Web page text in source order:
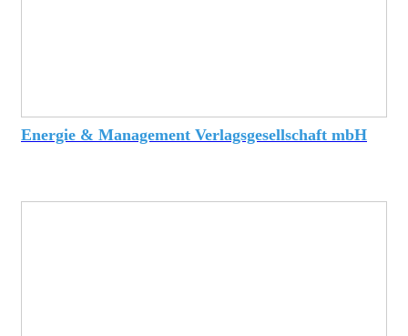
Energie & Management Verlagsgesellschaft mbH